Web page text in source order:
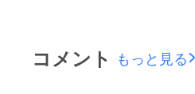
コメント もっと見る